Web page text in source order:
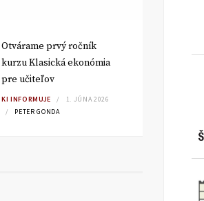
Otvárame prvý ročník
kurzu Klasická ekonómia
pre učiteľov
KI INFORMUJE
1. JÚNA 2026
PETER GONDA